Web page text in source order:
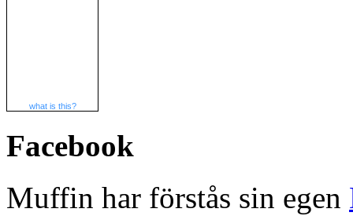
what is this?
Facebook
Muffin har förstås sin egen